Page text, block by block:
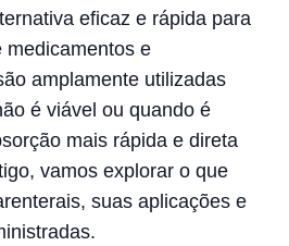
eficaz e rápida para
medicamentos e
amplamente utilizadas
é viável ou quando é
mais rápida e direta
vamos explorar o que
suas aplicações e